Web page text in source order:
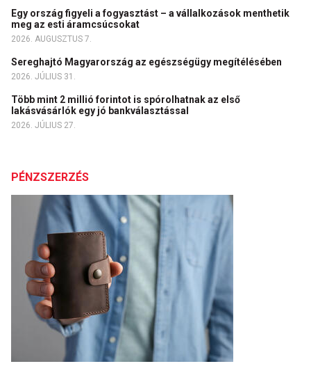
Egy ország figyeli a fogyasztást – a vállalkozások menthetik
meg az esti áramcsúcsokat
2026. AUGUSZTUS 7.
Sereghajtó Magyarország az egészségügy megítélésében
2026. JÚLIUS 31.
Több mint 2 millió forintot is spórolhatnak az első
lakásvásárlók egy jó bankválasztással
2026. JÚLIUS 27.
PÉNZSZERZÉS